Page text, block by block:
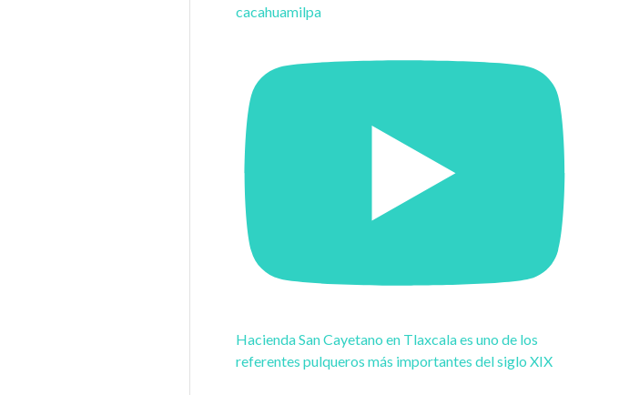
cacahuamilpa
Hacienda San Cayetano en Tlaxcala es uno de los
referentes pulqueros más importantes del siglo XIX